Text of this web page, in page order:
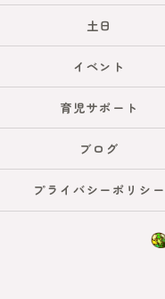
土日
イベント
育児サポート
ブログ
プライバシーポリシー